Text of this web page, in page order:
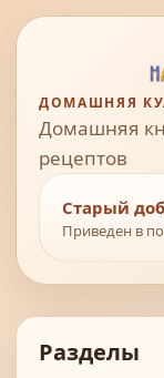
ДОМАШНЯЯ
Домашняя
рецептов
Старый
Приведен в
Разделы